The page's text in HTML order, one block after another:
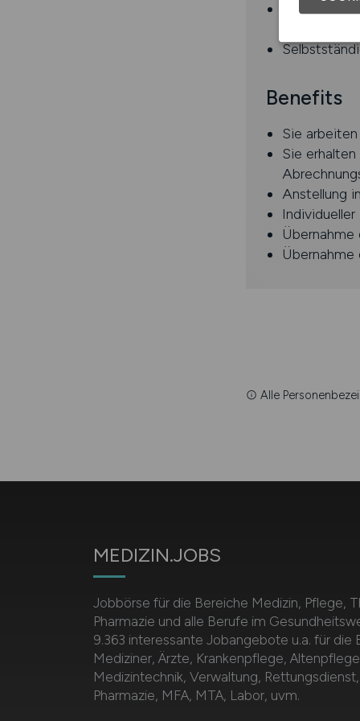
Fundierte
Benefits
Sie
Sie
Anstellung
Alle
MEDIZIN.JOBS
Jobbörse für die Bereiche Medizin, Pflege,
Pharmazie und alle Berufe im
9.363 interessante Jobangebote u.a. für die
Mediziner, Ärzte, Krankenpflege,
Medizintechnik, Verwaltung,
Pharmazie, MFA, MTA, Labor, uvm.